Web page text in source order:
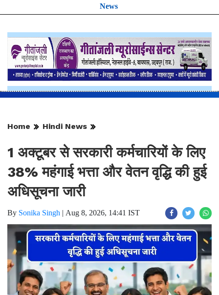
News
Home Hindi News
1 अक्टूबर से सरकारी कर्मचारियों के लिए
38% महंगाई भत्ता और वेतन वृद्धि की हुई
अधिसूचना जारी
By Sonika Singh | Aug 8, 2026, 14:41 IST